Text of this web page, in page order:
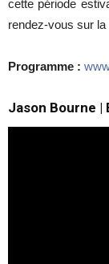
cette période
rendez-vous sur
Programme :
Jason Bourne |